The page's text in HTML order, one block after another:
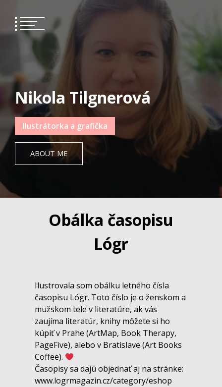
content
Nikola Tilgnerová
Ilustrátorka a grafička
ABOUT ME
Obálka časopisu
Lógr
Ilustrovala som obálku letného čísla
časopisu Lógr. Toto číslo je o ženskom a
mužskom tele v literatúre, ak vás
zaujíma literatúr, knihy môžete si ho
kúpiť v Prahe (ArtMap, Book Therapy,
PageFive), alebo v Bratislave (Art Books
Coffee).
Časopisy sa dajú objednať aj na stránke:
www.logrmagazin.cz/category/eshop